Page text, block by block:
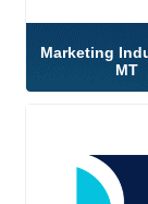
Marketing
MT